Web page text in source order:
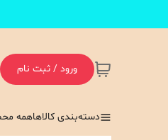
ورود / ثبت نام
دسته‌بندی کالاهاهمه